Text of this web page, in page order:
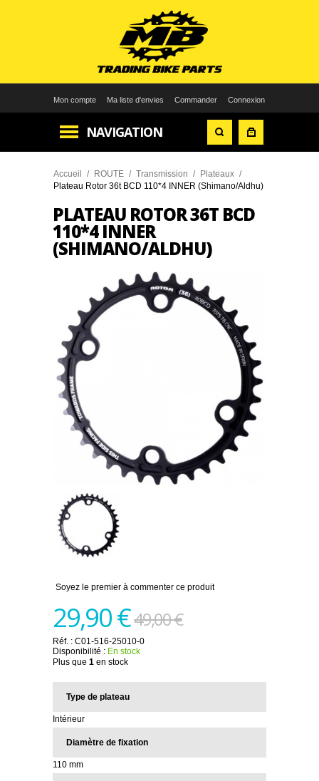
Mon compte Ma liste d'envies Commander Connexion
NAVIGATION
Accueil / ROUTE / Transmission / Plateaux /
Plateau Rotor 36t BCD 110*4 INNER (Shimano/Aldhu)
PLATEAU ROTOR 36T BCD
110*4 INNER
(SHIMANO/ALDHU)
Soyez le premier à commenter ce produit
29,90 €49,00 €
Réf. : C01-516-25010-0
Disponibilité : En stock
Plus que 1 en stock
Type de plateau
Intérieur
Diamètre de fixation
110 mm